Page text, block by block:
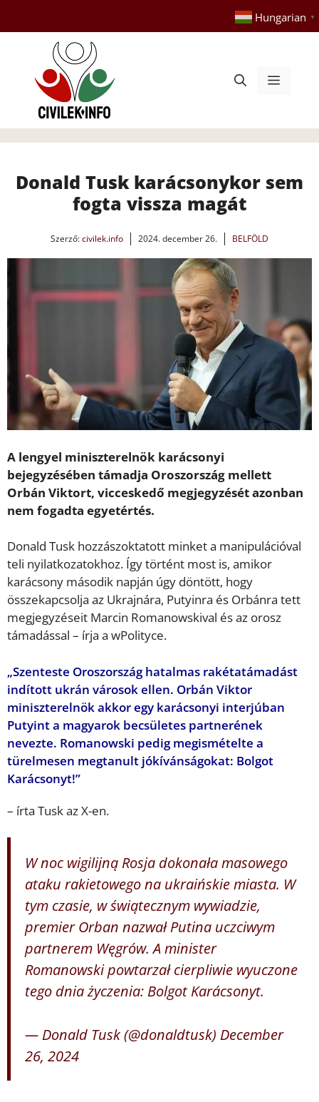
tartalomba
Hungarian ▼
Menü
Donald Tusk karácsonykor sem
fogta vissza magát
Szerző:civilek.info 2024. december 26. BELFÖLD
A lengyel miniszterelnök karácsonyi
bejegyzésében támadja Oroszország mellett
Orbán Viktort, vicceskedő megjegyzését azonban
nem fogadta egyetértés.
Donald Tusk hozzászoktatott minket a manipulációval
teli nyilatkozatokhoz. Így történt most is, amikor
karácsony második napján úgy döntött, hogy
összekapcsolja az Ukrajnára, Putyinra és Orbánra tett
megjegyzéseit Marcin Romanowskival és az orosz
támadással – írja a wPolityce.
„Szenteste Oroszország hatalmas rakétatámadást
indított ukrán városok ellen. Orbán Viktor
miniszterelnök akkor egy karácsonyi interjúban
Putyint a magyarok becsületes partnerének
nevezte. Romanowski pedig megismételte a
türelmesen megtanult jókívánságokat: Bolgot
Karácsonyt!”
– írta Tusk az X-en.
W noc wigilijną Rosja dokonała masowego
ataku rakietowego na ukraińskie miasta. W
tym czasie, w świątecznym wywiadzie,
premier Orban nazwał Putina uczciwym
partnerem Węgrów. A minister
Romanowski powtarzał cierpliwie wyuczone
tego dnia życzenia: Bolgot Karácsonyt.
— Donald Tusk (@donaldtusk) December
26, 2024